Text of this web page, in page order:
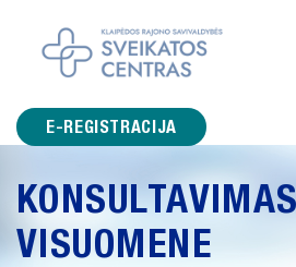
E-REGISTRACIJA
STRUKTŪRA
IR
KONTAKTINĖ
INFORMACIJA
VEIKLOS
SRITYS
VISUOMENE